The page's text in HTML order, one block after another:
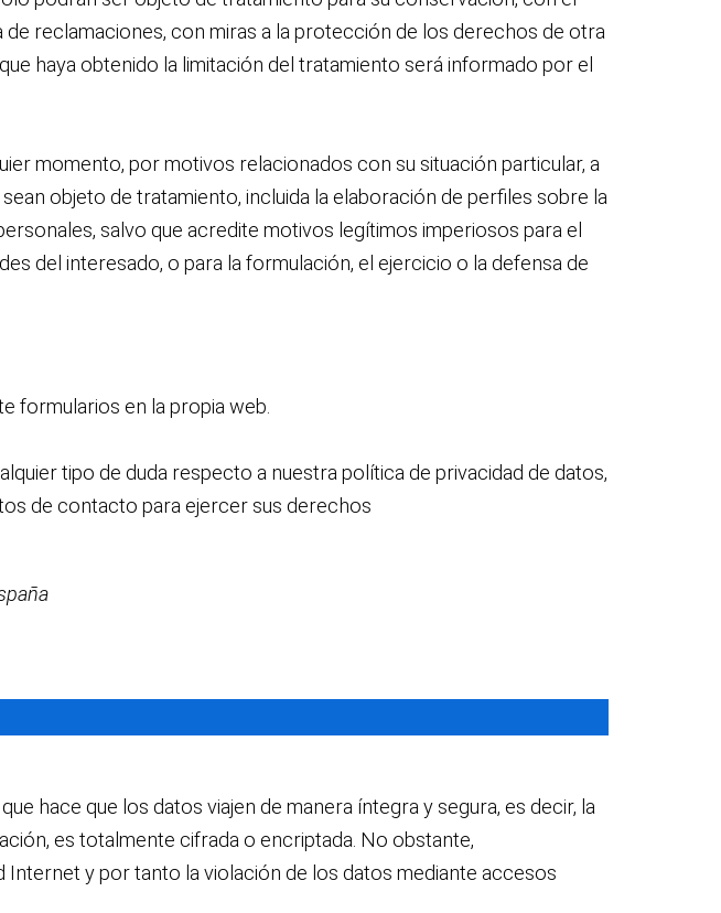
reclamaciones, con miras a la protección de los derechos de otra
haya obtenido la limitación del tratamiento será informado por el
momento, por motivos relacionados con su situación particular, a
objeto de tratamiento, incluida la elaboración de perfiles sobre la
salvo que acredite motivos legítimos imperiosos para el
del interesado, o para la formulación, el ejercicio o la defensa de
formularios en la propia web.
tipo de duda respecto a nuestra política de privacidad de datos,
de contacto para ejercer sus derechos
hace que los datos viajen de manera íntegra y segura, es decir, la
es totalmente cifrada o encriptada. No obstante,
Internet y por tanto la violación de los datos mediante accesos